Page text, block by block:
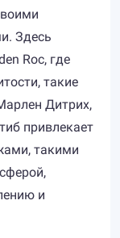
Здесь
Roc, где
такие
Дитрих,
привлекает
такими
и